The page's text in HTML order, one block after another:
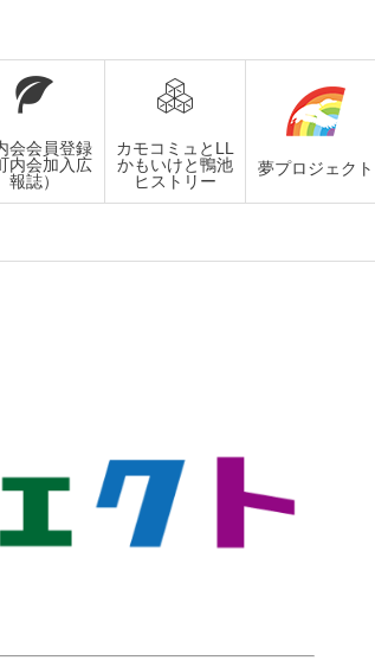
会会員登録
内会加入広
報誌）
カモコミュとLL
かもいけと鴨池
ヒストリー
夢プロジェクト